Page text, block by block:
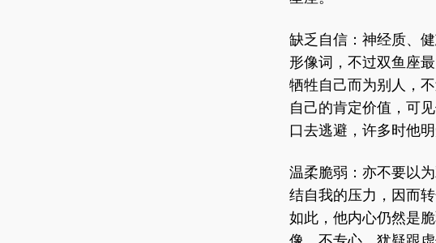
缺乏自信：神经质、
形像词，不过双鱼座
牺牲自己而为别人，
自己的肯定价值，可
口去逃避，许多时他
温柔脆弱：亦不要以
结自我的压力，因而
如此，他内心仍然是